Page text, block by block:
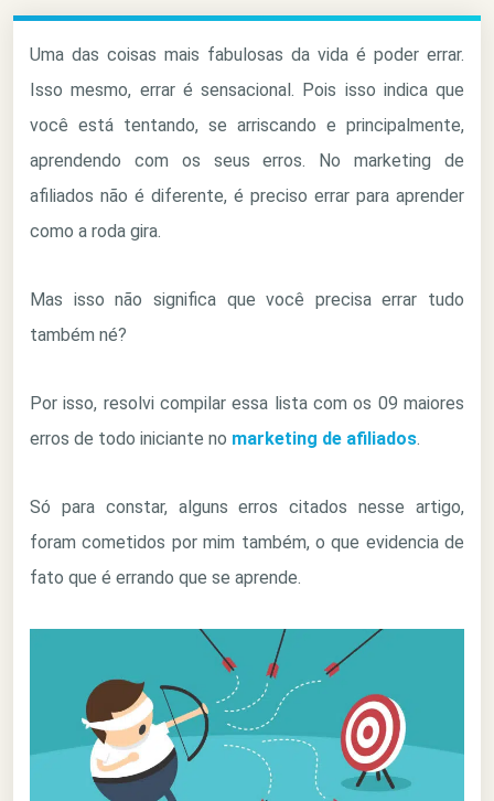
Uma das coisas mais fabulosas da vida é poder errar.
Isso mesmo, errar é sensacional. Pois isso indica que
você está tentando, se arriscando e principalmente,
aprendendo com os seus erros. No marketing de
afiliados não é diferente, é preciso errar para aprender
como a roda gira.
Mas isso não significa que você precisa errar tudo
também né?
Por isso, resolvi compilar essa lista com os 09 maiores
erros de todo iniciante no marketing de afiliados.
Só para constar, alguns erros citados nesse artigo,
foram cometidos por mim também, o que evidencia de
fato que é errando que se aprende.